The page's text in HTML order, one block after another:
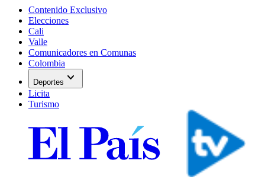
Contenido Exclusivo
Elecciones
Cali
Valle
Comunicadores en Comunas
Colombia
Deportes expand_more
Licita
Turismo